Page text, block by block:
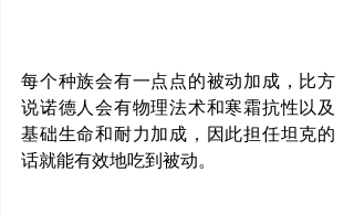
每个种族会有一点点的被动加成，比方
说诺德人会有物理法术和寒霜抗性以及
基础生命和耐力加成，因此担任坦克的
话就能有效地吃到被动。